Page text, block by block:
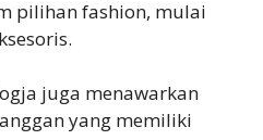
pilihan fashion, mulai
juga menawarkan
yang memiliki